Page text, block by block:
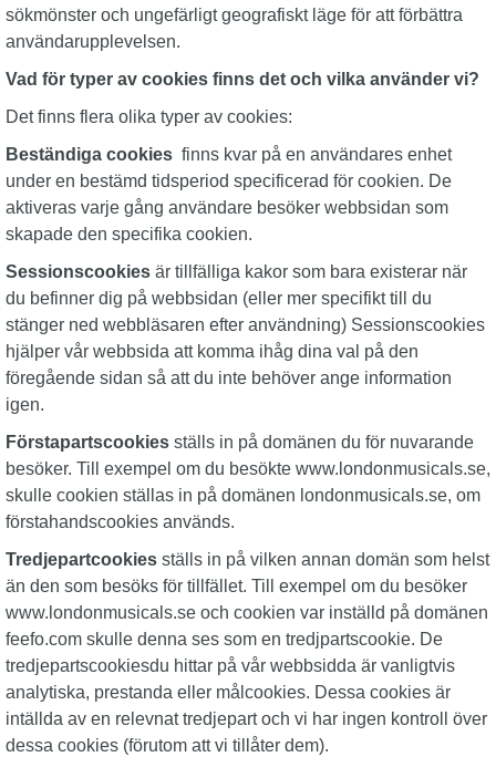
sökmönster och ungefärligt geografiskt läge för att förbättra
användarupplevelsen.
Vad för typer av cookies finns det och vilka använder vi?
Det finns flera olika typer av cookies:
Beständiga cookies finns kvar på en användares enhet
under en bestämd tidsperiod specificerad för cookien. De
aktiveras varje gång användare besöker webbsidan som
skapade den specifika cookien.
Sessionscookies är tillfälliga kakor som bara existerar när
du befinner dig på webbsidan (eller mer specifikt till du
stänger ned webbläsaren efter användning) Sessionscookies
hjälper vår webbsida att komma ihåg dina val på den
föregående sidan så att du inte behöver ange information
igen.
Förstapartscookies ställs in på domänen du för nuvarande
besöker. Till exempel om du besökte www.londonmusicals.se,
skulle cookien ställas in på domänen londonmusicals.se, om
förstahandscookies används.
Tredjepartcookies ställs in på vilken annan domän som helst
än den som besöks för tillfället. Till exempel om du besöker
www.londonmusicals.se och cookien var inställd på domänen
feefo.com skulle denna ses som en tredjpartscookie. De
tredjepartscookiesdu hittar på vår webbsidda är vanligtvis
analytiska, prestanda eller målcookies. Dessa cookies är
intällda av en relevnat tredjepart och vi har ingen kontroll över
dessa cookies (förutom att vi tillåter dem).